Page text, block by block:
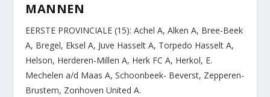
MANNEN
EERSTE PROVINCIALE (15): Achel A, Alken A, Bree-Beek
A, Bregel, Eksel A, Juve Hasselt A, Torpedo Hasselt A,
Helson, Herderen-Millen A, Herk FC A, Herkol, E.
Mechelen a/d Maas A, Schoonbeek- Beverst, Zepperen-
Brustem, Zonhoven United A.